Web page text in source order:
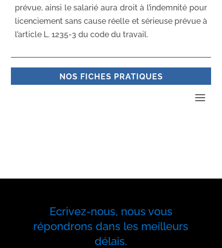
prévue, ainsi le salarié aura droit à l’indemnité pour
licenciement sans cause réelle et sérieuse prévue à
l’article L. 1235-3 du code du travail.
NOS FICHES PRATIQUES
Ecrivez-nous, nous vous
répondrons dans les meilleurs
délais.